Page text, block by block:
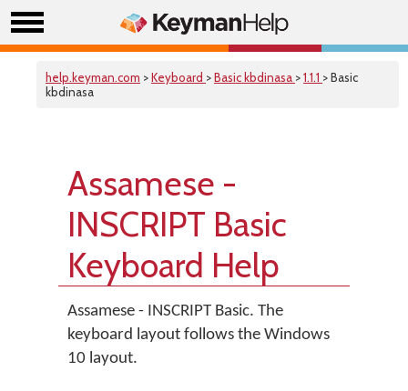
help.keyman.com >Keyboard >Basic kbdinasa >1.1.1 > Basic
kbdinasa
Assamese -
INSCRIPT Basic
Keyboard Help
Assamese - INSCRIPT Basic. The
keyboard layout follows the Windows
10 layout.